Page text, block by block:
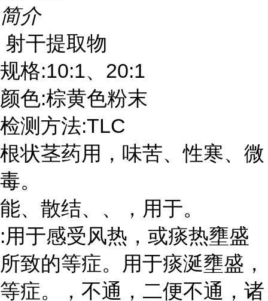
简介
射干提取物
规格:10:1、 20:1
颜色:棕黄色粉末
检测方法:TLC
根状茎药用，味苦、性寒、微
毒。
能、散结、、，用于。
:用于感受风热 ，或痰热壅盛
所致的等症。用于痰涎壅盛，
等症。
，不通，二便不通，诸